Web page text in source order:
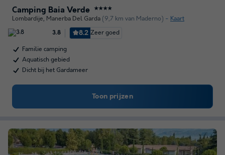
Camping Baia Verde ★★★★
Lombardije, Manerba Del Garda (9,7 km van Maderno) Kaart
3.8 8.2 Zeer goed
Familie camping
Aquatisch gebied
Dicht bij het Gardameer
Toon prijzen